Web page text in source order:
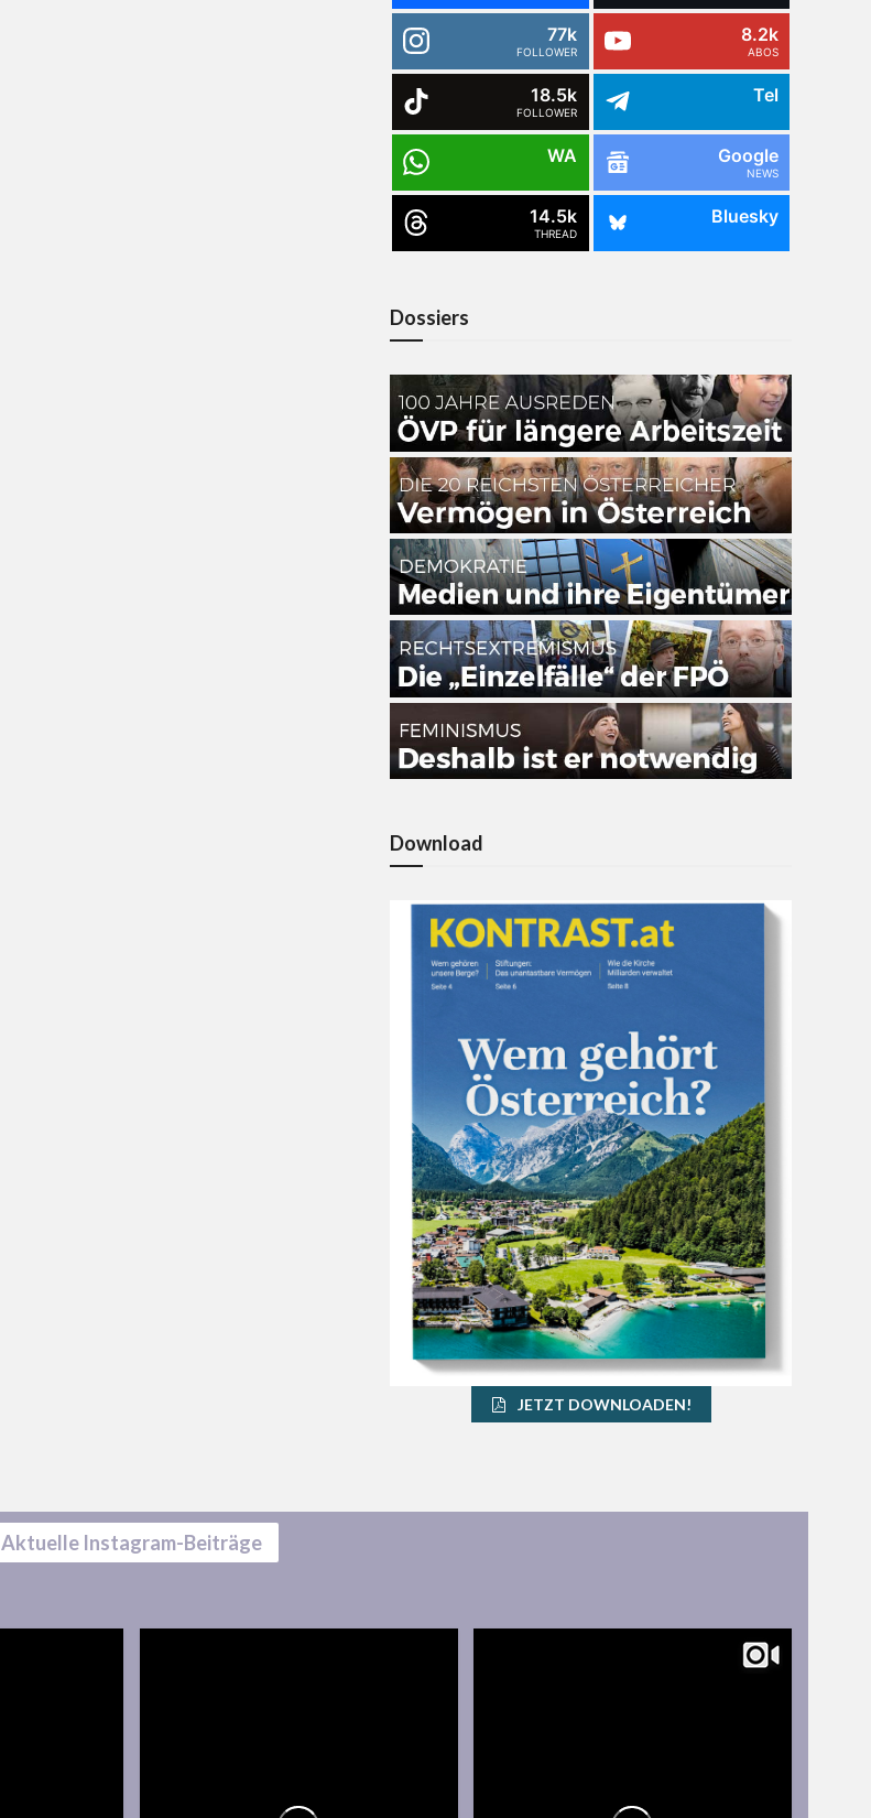
77k
FOLLOWER
8.2k
ABOS
18.5k
FOLLOWER
Tel
WA Google
NEWS
14.5k
THREAD
Bluesky
Dossiers
Download
JETZT DOWNLOADEN!
Aktuelle Instagram-Beiträge